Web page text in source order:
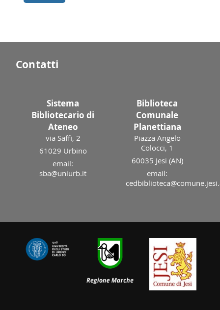
Contatti
Sistema
Bibliotecario di
Ateneo
via Saffi, 2
61029 Urbino
email:
sba@uniurb.it
Biblioteca
Comunale
Planettiana
Piazza Angelo
Colocci, 1
60035 Jesi (AN)
email: